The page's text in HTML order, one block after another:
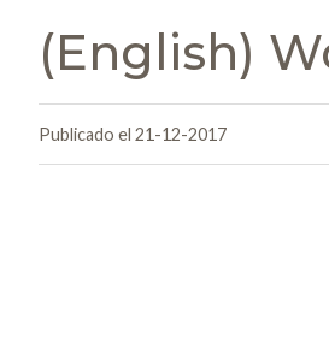
(English)
Publicado el 21-12-2017